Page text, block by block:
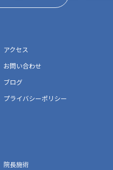
アクセス
お問い合わせ
ブログ
プライバシーポリシー
院長施術